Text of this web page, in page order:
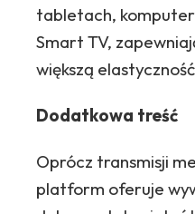
tabletach,
Smart TV,
większą
Dodatkowa treść
Oprócz transmisji
platform oferuje